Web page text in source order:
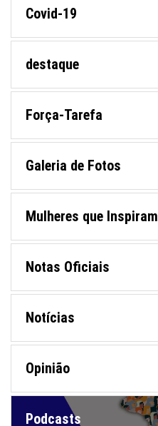
Covid-19
destaque
Força-Tarefa
Galeria de Fotos
Mulheres que Inspiram
Notas Oficiais
Notícias
Opinião
Podcasts